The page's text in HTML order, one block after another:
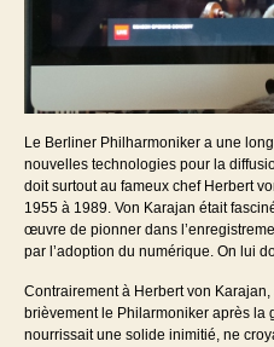
Le Berliner Philharmoniker a une
nouvelles technologies pour la
doit surtout au fameux chef Herbert
1955 à 1989. Von Karajan était
œuvre de pionner dans
par l’adoption du numérique. On lui
Contrairement à Herbert von
brièvement le Philarmoniker après la
nourrissait une solide inimitié, ne